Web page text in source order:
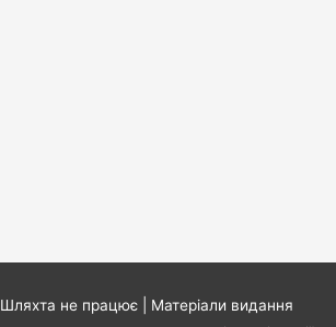
Шляхта не працює| Матеріали видання